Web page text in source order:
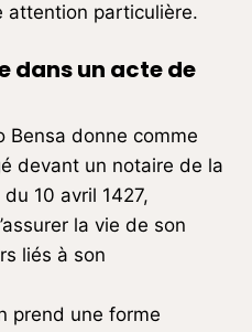
attention particulière.
dans un acte de
Bensa donne comme
devant un notaire de la
10 avril 1427,
la vie de son
liés à son
prend une forme